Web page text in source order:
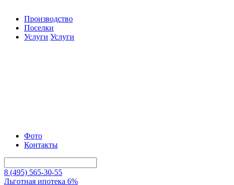
Производство
Поселки
Услуги Услуги
Фото
Контакты
8 (495) 565-30-55
Льготная ипотека 6%